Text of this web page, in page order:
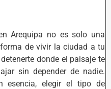
Arequipa no es solo una
de vivir la ciudad a tu
donde el paisaje te
sin depender de nadie.
esencia, elegir el tipo de